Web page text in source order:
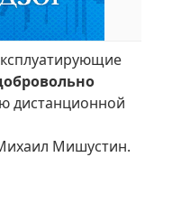
дистанционной
Мишустин.